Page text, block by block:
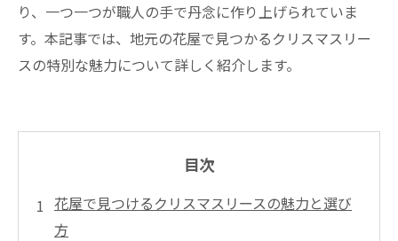
り、一つ一つが職人の手で丹念に作り上げられていま
す。本記事では、地元の花屋で見つかるクリスマスリー
スの特別な魅力について詳しく紹介します。
目次
花屋で見つけるクリスマスリースの魅力と選び
方